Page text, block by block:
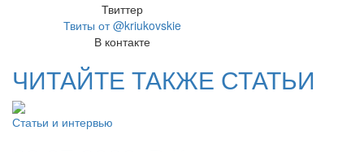
Твиттер
Твиты от @kriukovskie
В контакте
ЧИТАЙТЕ ТАКЖЕ СТАТЬИ
Статьи и интервью